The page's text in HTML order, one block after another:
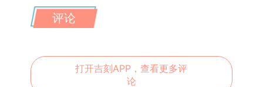
评论
打开吉刻APP，查看更多评
论